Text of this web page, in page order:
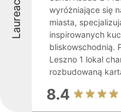
Laureaci
wyróżniające się
miasta,
inspirowanych
bliskowschodnią.
Leszno 1 lokal
rozbudowaną
8.4